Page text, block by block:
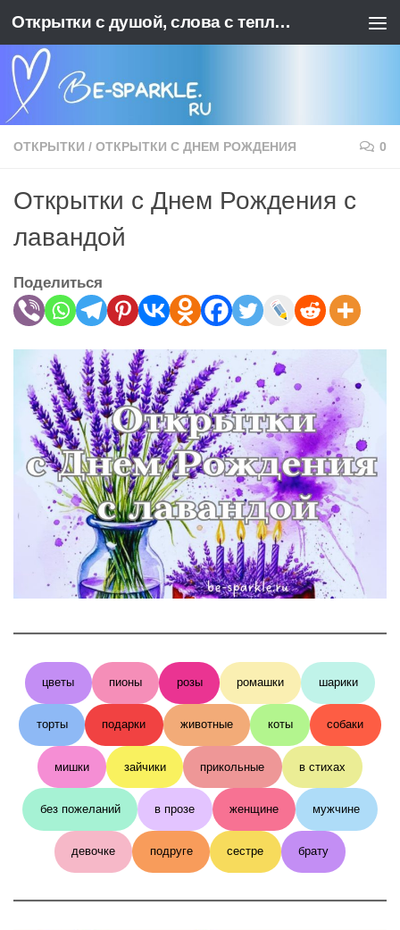
Перейти к содержимому Открытки с душой, слова с теплотой. BE-SPARKLE - Ваш источник позитива
ОТКРЫТКИ / ОТКРЫТКИ С ДНЕМ РОЖДЕНИЯ 0
Открытки с Днем Рождения с
лавандой
Поделиться
цветы пионы розы ромашки шарики
торты подарки животные коты собаки
мишки зайчики прикольные в стихах
без пожеланий в прозе женщине мужчине
девочке подруге сестре брату